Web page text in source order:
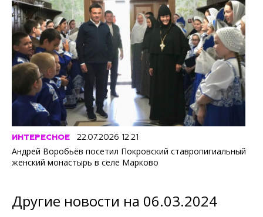
ИНТЕРЕСНОЕ 22.07.2026 12:21
Андрей Воробьёв посетил Покровский ставропигиальный
женский монастырь в селе Марково
Другие новости на 06.03.2024